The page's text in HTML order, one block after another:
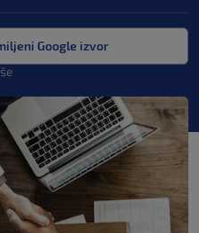
Google izvor